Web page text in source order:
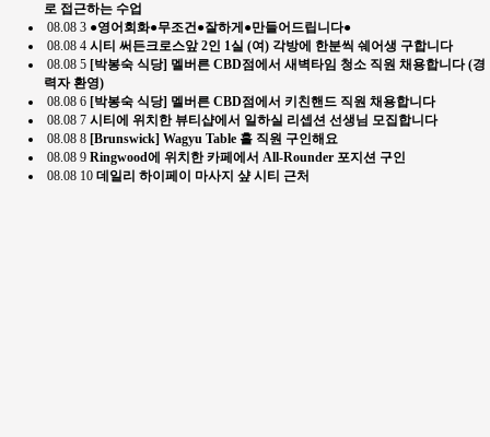
로 접근하는 수업
08.08 3 ●영어회화●무조건●잘하게●만들어드립니다●
08.08 4 시티 써든크로스앞 2인 1실 (여) 각방에 한분씩 쉐어생 구합니다
08.08 5 [박봉숙 식당] 멜버른 CBD점에서 새벽타임 청소 직원 채용합니다 (경
력자 환영)
08.08 6 [박봉숙 식당] 멜버른 CBD점에서 키친핸드 직원 채용합니다
08.08 7 시티에 위치한 뷰티샵에서 일하실 리셉션 선생님 모집합니다
08.08 8 [Brunswick] Wagyu Table 홀 직원 구인해요
08.08 9 Ringwood에 위치한 카페에서 All-Rounder 포지션 구인
08.08 10 데일리 하이페이 마사지 샾 시티 근처